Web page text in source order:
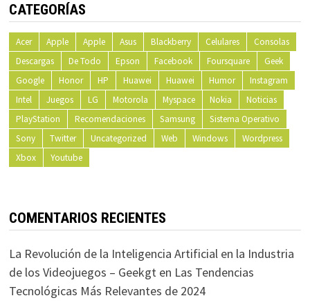
CATEGORÍAS
Acer Apple Apple Asus Blackberry Celulares
Consolas
Descargas
De Todo Epson Facebook Foursquare
Geek
Google
Honor HP Huawei Huawei Humor
Instagram
Intel
Juegos LG Motorola Myspace Nokia
Noticias
PlayStation
Recomendaciones Samsung
Sistema Operativo
Sony
Twitter Uncategorized Web Windows
Wordpress
Xbox
Youtube
COMENTARIOS RECIENTES
La Revolución de la Inteligencia Artificial en la Industria
de los Videojuegos – Geekgt en Las Tendencias
Tecnológicas Más Relevantes de 2024